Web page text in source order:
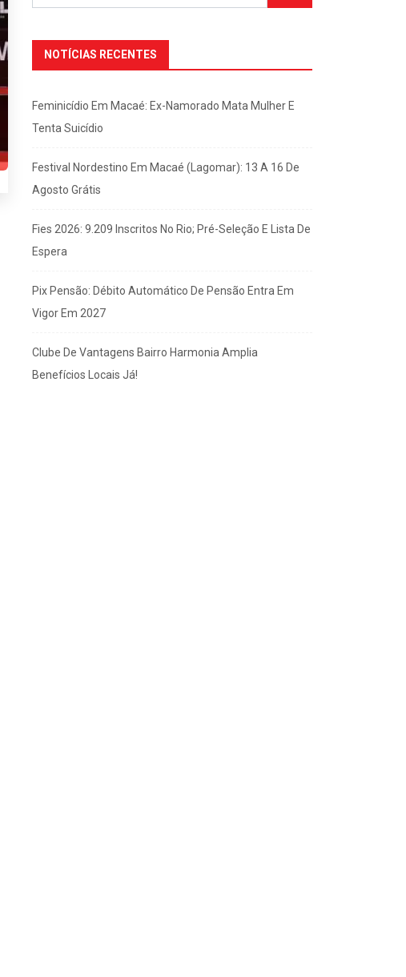
NOTÍCIAS RECENTES
Feminicídio Em Macaé: Ex-Namorado Mata Mulher E
Tenta Suicídio
Festival Nordestino Em Macaé (Lagomar): 13 A 16 De
Agosto Grátis
Fies 2026: 9.209 Inscritos No Rio; Pré-Seleção E Lista De
Espera
Pix Pensão: Débito Automático De Pensão Entra Em
Vigor Em 2027
Clube De Vantagens Bairro Harmonia Amplia
Benefícios Locais Já!